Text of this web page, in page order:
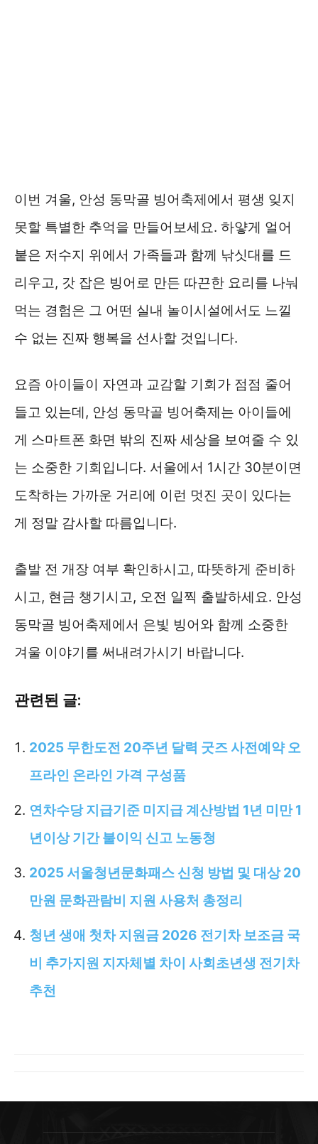
이번 겨울, 안성 동막골 빙어축제에서 평생 잊지
못할 특별한 추억을 만들어보세요. 하얗게 얼어
붙은 저수지 위에서 가족들과 함께 낚싯대를 드
리우고, 갓 잡은 빙어로 만든 따끈한 요리를 나눠
먹는 경험은 그 어떤 실내 놀이시설에서도 느낄
수 없는 진짜 행복을 선사할 것입니다.
요즘 아이들이 자연과 교감할 기회가 점점 줄어
들고 있는데, 안성 동막골 빙어축제는 아이들에
게 스마트폰 화면 밖의 진짜 세상을 보여줄 수 있
는 소중한 기회입니다. 서울에서 1시간 30분이면
도착하는 가까운 거리에 이런 멋진 곳이 있다는
게 정말 감사할 따름입니다.
출발 전 개장 여부 확인하시고, 따뜻하게 준비하
시고, 현금 챙기시고, 오전 일찍 출발하세요. 안성
동막골 빙어축제에서 은빛 빙어와 함께 소중한
겨울 이야기를 써내려가시기 바랍니다.
관련된 글:
2025 무한도전 20주년 달력 굿즈 사전예약 오
프라인 온라인 가격 구성품
연차수당 지급기준 미지급 계산방법 1년 미만 1
년이상 기간 불이익 신고 노동청
2025 서울청년문화패스 신청 방법 및 대상 20
만원 문화관람비 지원 사용처 총정리
청년 생애 첫차 지원금 2026 전기차 보조금 국
비 추가지원 지자체별 차이 사회초년생 전기차
추천